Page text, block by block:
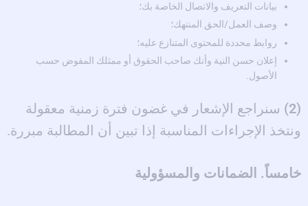
بيانات التعريف والاتصال الخاصة بك؛
وصف العمل/الحق المنتهك؛
روابط محددة للمحتوى المتنازع عليه؛
إعلان حسن النية وأنك صاحب الحقوق أو ممثلك المفوض حسب
الأصول.
(2)
سنراجع الإشعار في غضون فترة زمنية معقولة
ونتخذ الإجراءات المناسبة إذا تبين أن المطالبة مبررة.
خامساً. الضمانات والمسؤولية